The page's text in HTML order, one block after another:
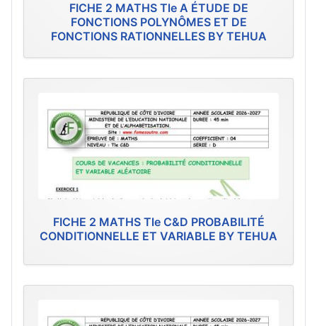
FICHE 2 MATHS Tle A ÉTUDE DE
FONCTIONS POLYNÔMES ET DE
FONCTIONS RATIONNELLES BY TEHUA
FICHE 2 MATHS Tle C&D PROBABILITÉ
CONDITIONNELLE ET VARIABLE BY TEHUA